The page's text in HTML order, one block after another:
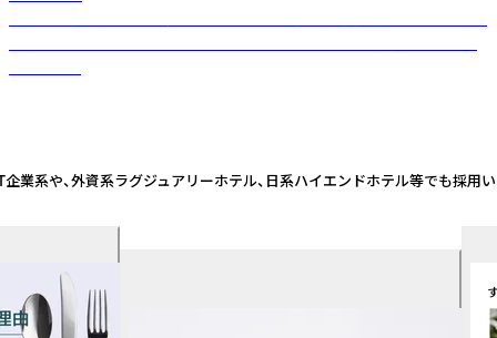
や、外資系ラグジュアリーホテル、日系ハイエンドホテル等でも